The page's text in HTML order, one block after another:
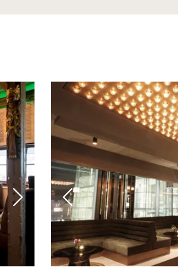
Nächstes BildVorheriges Bild